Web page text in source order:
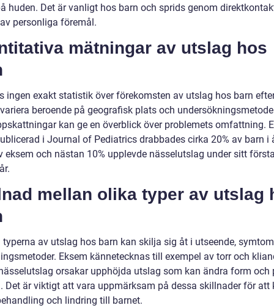
huden. Det är vanligt hos barn och sprids genom
personliga föremål.
mätningar av utslag hos
ingen exakt statistik över förekomsten av utslag hos barn
beroende på geografisk plats och
kan ge en överblick över problemets omfattning.
i Journal of Pediatrics drabbades cirka 20% av barn i
eksem och nästan 10% upplevde nässelutslag under sitt
mellan olika typer av utslag
typerna av utslag hos barn kan skilja sig åt i utseende,
Eksem kännetecknas till exempel av torr och
orsakar upphöjda utslag som kan ändra form och
Det är viktigt att vara uppmärksam på dessa skillnader för att
och lindring till barnet.